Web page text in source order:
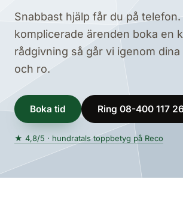
Snabbast hjälp får du på
komplicerade ärenden boka en
rådgivning så går vi igenom
och ro.
Boka tid Ring 08-400 117
★ 4,8/5 · hundratals toppbetyg på Reco